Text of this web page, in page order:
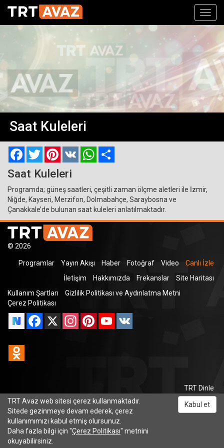
Saat Kuleleri
FacebookTwitterPinterest
VK WhatsApp
Saat Kuleleri
Programda; güneş saatleri, çeşitli zaman ölçme aletleri ile İzmir,
Niğde, Kayseri, Merzifon, Dolmabahçe, Saraybosna ve
Çanakkale’de bulunan saat kuleleri anlatılmaktadır.
© 2026
Programlar Yayın Akışı Haber Fotoğraf Video
Canlı İzle
İletişim
Hakkımızda Frekanslar
Site Haritası
Kullanım Şartları
Gizlilik Politikası ve Aydınlatma Metni
Çerez Politikası
Facebook
X InstagramPinterestYouTube
TRT Dinle
TRT Avaz web sitesi çerez kullanmaktadır.
Sitede gezinmeye devam ederek, çerez
kullanımımızı kabul etmiş olursunuz.
Daha fazla bilgi için "Çerez Politikası" metnini
okuyabilirsiniz.
Kabul et